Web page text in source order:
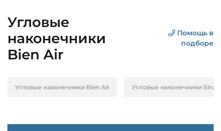
Угловые
наконечники
Bien Air
Помощь в
подборе
Угловые наконечники Bien Air Угловые наконечники